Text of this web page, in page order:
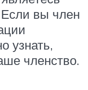
вы член
узнать,
членство.